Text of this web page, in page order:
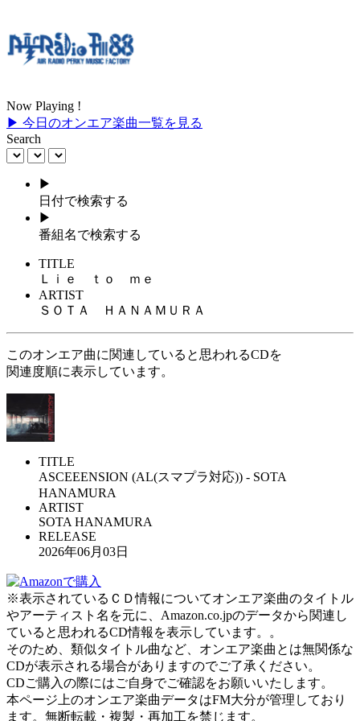
Now Playing !
▶ 今日のオンエア楽曲一覧を見る
Search
▶
日付で検索する
▶
番組名で検索する
TITLE
Ｌｉｅ ｔｏ ｍｅ
ARTIST
ＳＯＴＡ ＨＡＮＡＭＵＲＡ
このオンエア曲に関連していると思われるCDを
関連度順に表示しています。
TITLE
ASCEEENSION (AL(スマプラ対応)) - SOTA
HANAMURA
ARTIST
SOTA HANAMURA
RELEASE
2026年06月03日
※表示されているＣＤ情報についてオンエア楽曲のタイトル
やアーティスト名を元に、Amazon.co.jpのデータから関連し
ていると思われるCD情報を表示しています。。
そのため、類似タイトル曲など、オンエア楽曲とは無関係な
CDが表示される場合がありますのでご了承ください。
CDご購入の際にはご自身でご確認をお願いいたします。
本ページ上のオンエア楽曲データはFM大分が管理しており
ます。無断転載・複製・再加工を禁じます。